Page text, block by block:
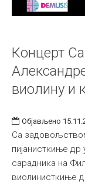
Концерт
виолину и
Објављено
Са
пијанисткиње
сарадника на
виолинисткиње